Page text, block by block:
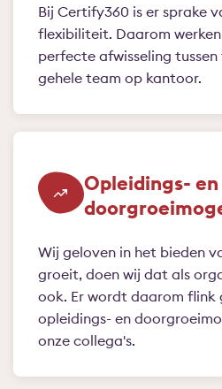
Bij Certify360 is er sprake
flexibiliteit. Daarom
perfecte afwisseling
gehele team op kantoor.
Opleidings- en
Wij geloven in het bieden
groeit, doen wij dat als
ook. Er wordt daarom flink
opleidings- en
onze collega's.